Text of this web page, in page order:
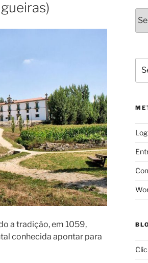
a tradição, em 1059,
conhecida apontar para
for: